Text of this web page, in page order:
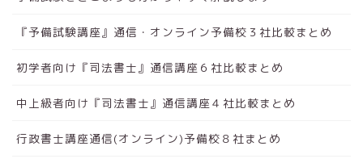
『予備試験講座』通信・オンライン予備校３社比較まとめ
初学者向け『司法書士』通信講座６社比較まとめ
中上級者向け『司法書士』通信講座４社比較まとめ
行政書士講座通信(オンライン)予備校８社まとめ